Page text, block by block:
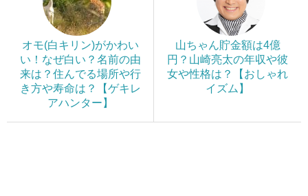
オモ(白キリン)がかわい
い！なぜ白い？名前の由
来は？住んでる場所や行
き方や寿命は？【ゲキレ
アハンター】
山ちゃん貯金額は4億
円？山崎亮太の年収や彼
女や性格は？【おしゃれ
イズム】